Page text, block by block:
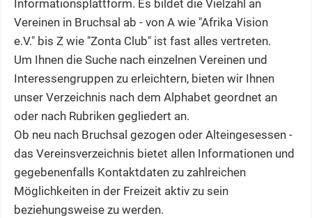
Informationsplattform. Es bildet die Vielzahl an
Vereinen in Bruchsal ab - von A wie "Afrika Vision
e.V." bis Z wie "Zonta Club" ist fast alles vertreten.
Um Ihnen die Suche nach einzelnen Vereinen und
Interessengruppen zu erleichtern, bieten wir Ihnen
unser Verzeichnis nach dem Alphabet geordnet an
oder nach Rubriken gegliedert an.
Ob neu nach Bruchsal gezogen oder Alteingesessen -
das Vereinsverzeichnis bietet allen Informationen und
gegebenenfalls Kontaktdaten zu zahlreichen
Möglichkeiten in der Freizeit aktiv zu sein
beziehungsweise zu werden.